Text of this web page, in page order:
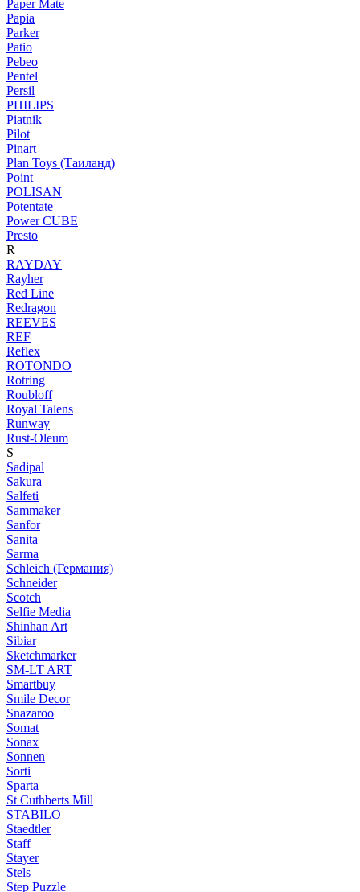
Paper Mate
Papia
Parker
Patio
Pebeo
Pentel
Persil
PHILIPS
Piatnik
Pilot
Pinart
Plan Toys (Таиланд)
Point
POLISAN
Potentate
Power CUBE
Presto
R
RAYDAY
Rayher
Red Line
Redragon
REEVES
REF
Reflex
ROTONDO
Rotring
Roubloff
Royal Talens
Runway
Rust-Oleum
S
Sadipal
Sakura
Salfeti
Sammaker
Sanfor
Sanita
Sarma
Schleich (Германия)
Schneider
Scotch
Selfie Media
Shinhan Art
Sibiar
Sketchmarker
SM-LT ART
Smartbuy
Smile Decor
Snazaroo
Somat
Sonax
Sonnen
Sorti
Sparta
St Cuthberts Mill
STABILO
Staedtler
Staff
Stayer
Stels
Step Puzzle